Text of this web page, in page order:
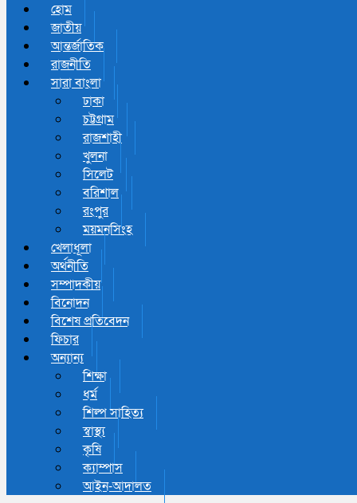
হোম
জাতীয়
আন্তর্জাতিক
রাজনীতি
সারা বাংলা
ঢাকা
চট্টগ্রাম
রাজশাহী
খুলনা
সিলেট
বরিশাল
রংপুর
ময়মনসিংহ
খেলাধূলা
অর্থনীতি
সম্পাদকীয়
বিনোদন
বিশেষ প্রতিবেদন
ফিচার
অন্যান্য
শিক্ষা
ধর্ম
শিল্প সাহিত্য
স্বাস্থ্য
কৃষি
ক্যাম্পাস
আইন-আদালত